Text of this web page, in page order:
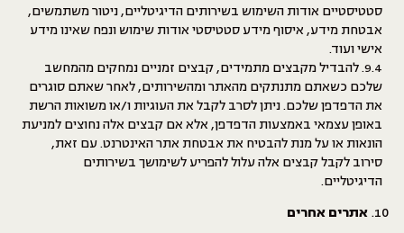
סטטיסטיים אודות השימוש בשירותים הדיגיטליים, ניטור משתמשים,
אבטחת מידע, איסוף מידע סטטיסטי אודות שימוש ונפח שאינו מידע
אישי ועוד.
9.4. להבדיל מקבצים מתמידים, קבצים זמניים נמחקים מהמחשב
שלכם כשאתם מתנתקים מהאתר ומהשירותים, לאחר שאתם סוגרים
את הדפדפן שלכם. ניתן לסרב לקבל את העוגיות ו/או משואות הרשת
באופן עצמאי באמצעות הדפדפן, אלא אם קבצים אלה נחוצים למניעת
הונאות או על מנת להבטיח את אבטחת אתר האינטרנט. עם זאת,
סירוב לקבל קבצים אלה עלול להפריע לשימושך בשירותים
הדיגיטליים.
אתרים אחרים